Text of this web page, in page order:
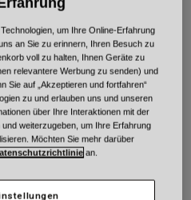
um Ihre Online-Erfahrung
an Sie zu erinnern, Ihren Besuch zu
voll zu halten, Ihnen Geräte zu
relevantere Werbung zu senden) und
Sie auf „Akzeptieren und fortfahren“
zu und erlauben uns und unseren
über Ihre Interaktionen mit der
weiterzugeben, um Ihre Erfahrung
Möchten Sie mehr darüber
an.